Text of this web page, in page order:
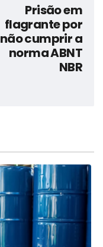
Prisão em
flagrante por
não cumprir a
norma ABNT
NBR